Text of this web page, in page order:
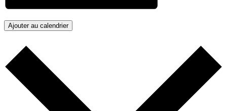
Ajouter au calendrier